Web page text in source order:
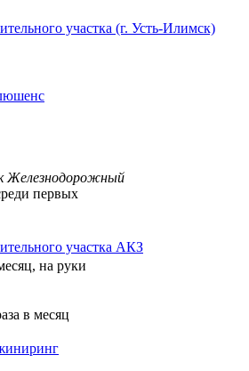
участка (г. Усть-Илимск)
Железнодорожный
первых
участка АКЗ
на руки
в месяц